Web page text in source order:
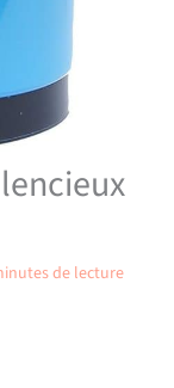
de lecture